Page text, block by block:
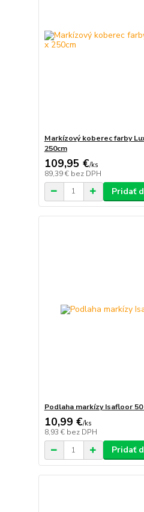
Markízový koberec farby
250cm
109,95 €/ks
89,39 € bez DPH
Pridať
Podlaha markízy Isafloor 50
10,99 €/ks
8,93 € bez DPH
Pridať